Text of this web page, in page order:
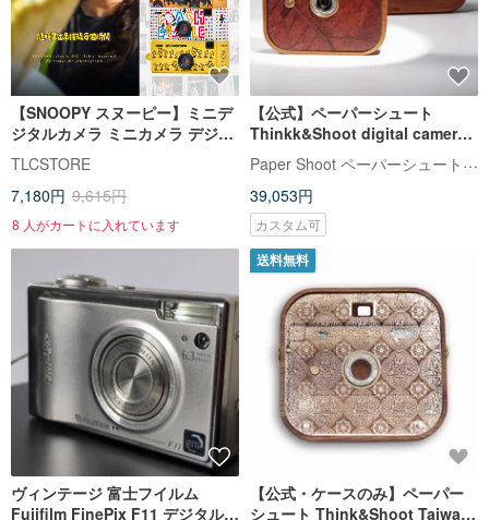
【SNOOPY スヌーピー】ミニデ
ジタルカメラ ミニカメラ デジタ
ルカメラ ～4G メモリーカード付
き～
TLCSTORE
7,180円 9,615円
8 人がカートに入れています
【公式】ペーパーシュート
Thinkk&Shoot digital camera
Leaf 王様のブランチ紹介アイテ
ム
Paper Shoot ペーパーシュート【公式】
39,053円
カスタム可
ヴィンテージ 富士フイルム
Fujifilm FinePix F11 デジタルカ
送料無料
【公式・ケースのみ】ペーパー
シュート Think&Shoot Taiwan